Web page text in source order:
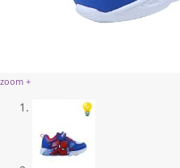
zoom +